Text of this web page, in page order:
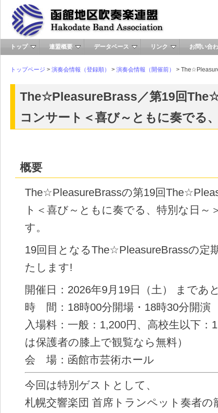
トップ 連盟概要 データベース リンク お問い合
トップページ > 演奏会情報（登録順） > 演奏会情報（開催前） >
The☆PleasureBrass／第19回
コンサート＜喜び～ともに奏でる
概要
The☆PleasureBrassの第19回
ト＜喜び～ともに奏でる、特別な日～
す。
19回目となるThe☆PleasureBrassの定
たします!
開催日：2026年9月19日（土） まであ
時 間：18時00分開場・18時30分開演
入場料：一般：1,200円、高校生以下：
は保護者の膝上で観覧なら無料）
会 場：函館市芸術ホール
今回は特別ゲストとして、
札幌交響楽団 首席トランペット奏者の